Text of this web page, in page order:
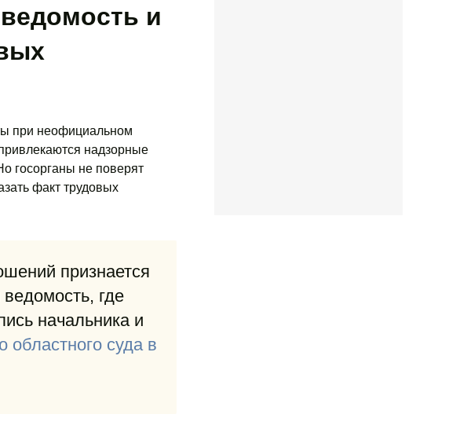
и
при неофициальном
надзорные
госорганы не поверят
факт трудовых
признается
где
начальника и
областного суда в